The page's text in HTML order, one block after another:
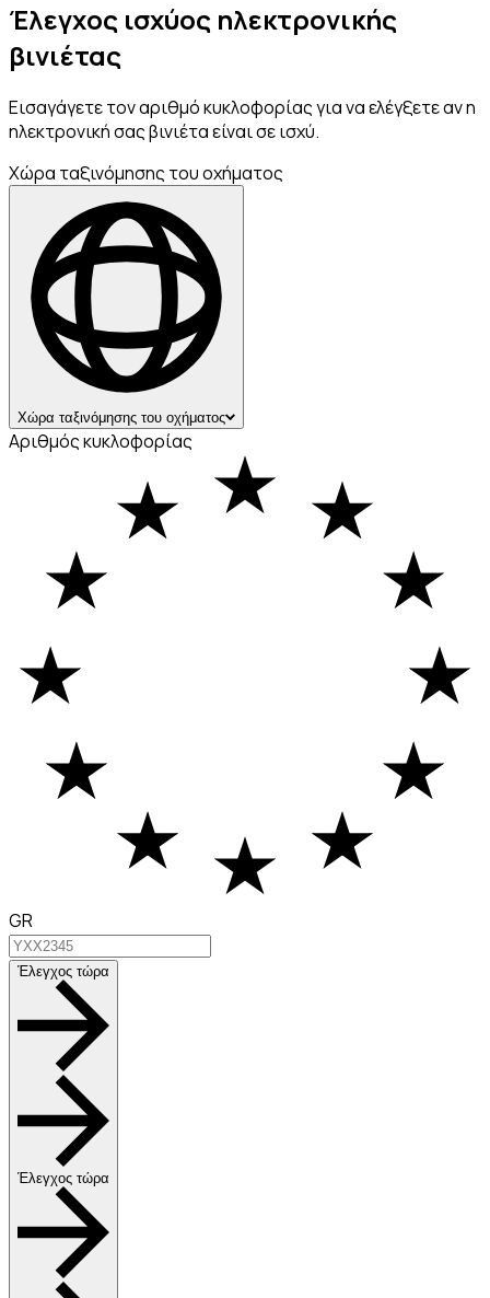
Έλεγχος ισχύος ηλεκτρονικής
βινιέτας
Εισαγάγετε τον αριθμό κυκλοφορίας για να ελέγξετε αν η
ηλεκτρονική σας βινιέτα είναι σε ισχύ.
Χώρα ταξινόμησης του οχήματος
Χώρα ταξινόμησης του οχήματος
Αριθμός κυκλοφορίας
GR
Έλεγχος τώρα
Έλεγχος τώρα